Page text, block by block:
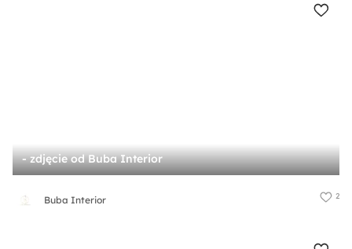
- zdjęcie od Buba Interior
Buba Interior 2